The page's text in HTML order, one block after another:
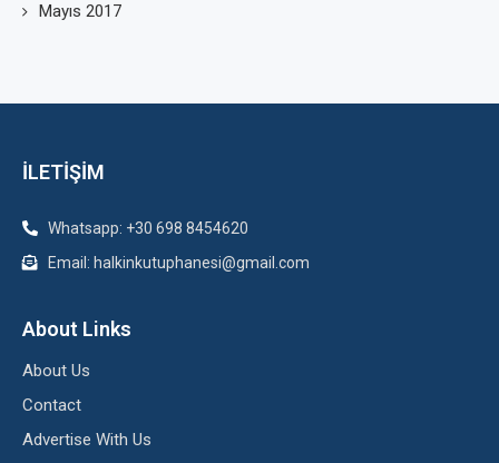
Mayıs 2017
İLETİŞİM
Whatsapp: +30 698 8454620
Email: halkinkutuphanesi@gmail.com
About Links
About Us
Contact
Advertise With Us